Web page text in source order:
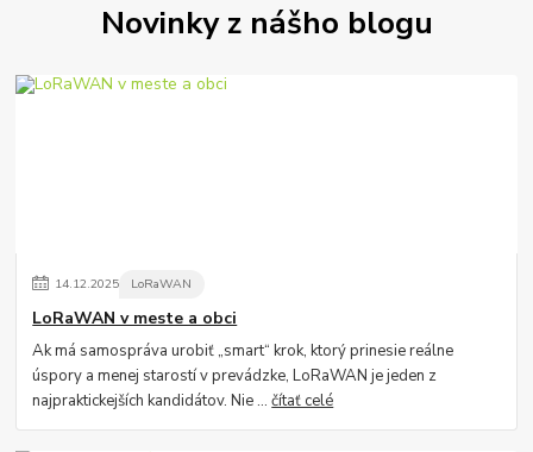
Novinky z nášho blogu
14.12.2025 LoRaWAN
LoRaWAN v meste a obci
Ak má samospráva urobiť „smart“ krok, ktorý prinesie reálne
úspory a menej starostí v prevádzke, LoRaWAN je jeden z
najpraktickejších kandidátov. Nie ...čítať celé